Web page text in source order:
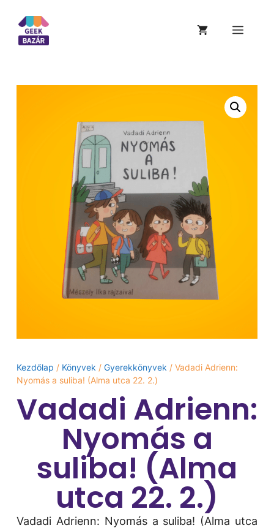
Kezdőlap / Könyvek / Gyerekkönyvek / Vadadi Adrienn:
Nyomás ​a suliba! (Alma utca 22. 2.)
Vadadi Adrienn:
Nyomás ​a
suliba! (Alma
utca 22. 2.)
Vadadi Adrienn: Nyomás ​a suliba! (Alma utca